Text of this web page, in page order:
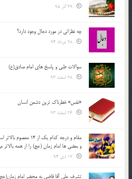
چه نظراتی در مورد دجال وجود دارد؟
سوالات طبی و پاسخ های امام صادق(ع)
«نفس» خطرناک ترین دشمن انسان
مقام و درجه كدام يك
و بعضي ها امام زمان (عج) را از همه بالاتر
تشرف علي آقا قاضي به محضر امام